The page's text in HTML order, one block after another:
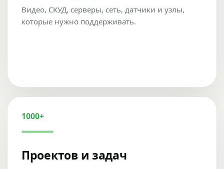
Видео, СКУД, серверы, сеть, датчики и узлы,
которые нужно поддерживать.
1000+
Проектов и задач